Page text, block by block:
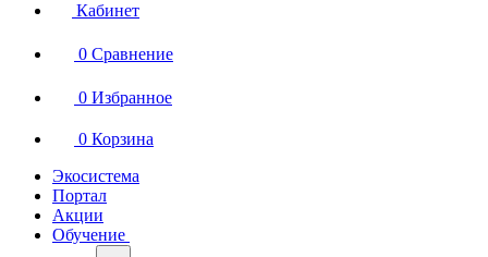
Кабинет
0 Сравнение
0 Избранное
0 Корзина
Экосистема
Портал
Акции
Обучение